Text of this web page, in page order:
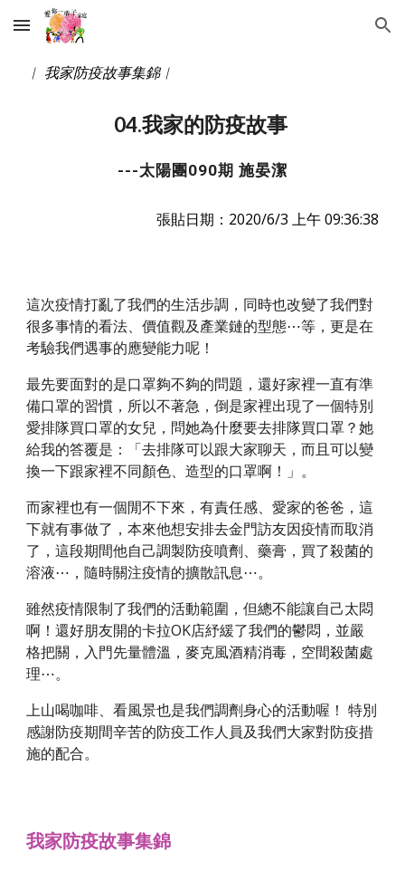
Skip to main content Skip to navigation
︱ 我家防疫故事集錦︱
04.我家的防疫故事
---太陽團090期 施晏潔
張貼日期：2020/6/3 上午 09:36:38
這次疫情打亂了我們的生活步調，同時也改變了我們對
很多事情的看法、價值觀及產業鏈的型態⋯等，更是在
考驗我們遇事的應變能力呢！
最先要面對的是口罩夠不夠的問題，還好家裡一直有準
備口罩的習慣，所以不著急，倒是家裡出現了一個特別
愛排隊買口罩的女兒，問她為什麼要去排隊買口罩？她
給我的答覆是：「去排隊可以跟大家聊天，而且可以變
換一下跟家裡不同顏色、造型的口罩啊！」。
而家裡也有一個閒不下來，有責任感、愛家的爸爸，這
下就有事做了，本來他想安排去金門訪友因疫情而取消
了，這段期間他自己調製防疫噴劑、藥膏，買了殺菌的
溶液⋯，隨時關注疫情的擴散訊息⋯。
雖然疫情限制了我們的活動範圍，但總不能讓自己太悶
啊！還好朋友開的卡拉OK店紓緩了我們的鬱悶，並嚴
格把關，入門先量體溫，麥克風酒精消毒，空間殺菌處
理⋯。
上山喝咖啡、看風景也是我們調劑身心的活動喔！ 特別
感謝防疫期間辛苦的防疫工作人員及我們大家對防疫措
施的配合。
我家防疫故事集錦